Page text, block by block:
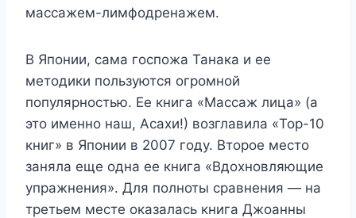
массажем-лимфодренажем.
В Японии, сама госпожа Танака и ее
методики пользуются огромной
популярностью. Ее книга «Массаж лица» (а
это именно наш, Асахи!) возглавила «Top-10
книг» в Японии в 2007 году. Второе место
заняла еще одна ее книга «Вдохновляющие
упражнения». Для полноты сравнения — на
третьем месте оказалась книга Джоанны